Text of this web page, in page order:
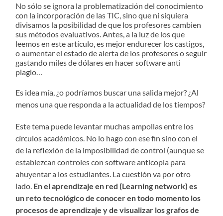
No sólo se ignora la problematización del conocimiento
con la incorporación de las TIC, sino que ni siquiera
divisamos la posibilidad de que los profesores cambien
sus métodos evaluativos. Antes, a la luz de los que
leemos en este artículo, es mejor endurecer los castigos,
o aumentar el estado de alerta de los profesores o seguir
gastando miles de dólares en hacer software anti
plagio…
Es idea mía, ¿o podríamos buscar una salida mejor? ¿Al
menos una que responda a la actualidad de los tiempos?
Este tema puede levantar muchas ampollas entre los
círculos académicos. No lo hago con ese fin sino con el
de la reflexión de la imposibilidad de control (aunque se
establezcan controles con software anticopia para
ahuyentar a los estudiantes. La cuestión va por otro
lado. En el aprendizaje en red (Learning network) es
un reto tecnológico de conocer en todo momento los
procesos de aprendizaje y de visualizar los grafos de